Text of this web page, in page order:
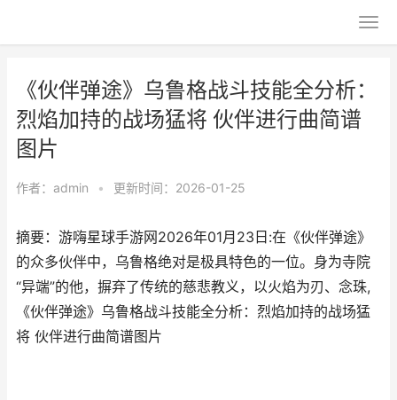
《伙伴弹途》乌鲁格战斗技能全分析：
烈焰加持的战场猛将 伙伴进行曲简谱
图片
作者： admin • 更新时间：2026-01-25
摘要：游嗨星球手游网2026年01月23日:在《伙伴弹途》
的众多伙伴中，乌鲁格绝对是极具特色的一位。身为寺院
“异端”的他，摒弃了传统的慈悲教义，以火焰为刃、念珠,
《伙伴弹途》乌鲁格战斗技能全分析：烈焰加持的战场猛
将 伙伴进行曲简谱图片